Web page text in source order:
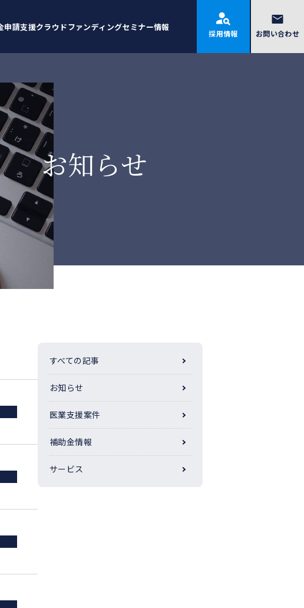
申請支援クラウドファンディングセミナー情報
採用情報 お問い合わせ
お知らせ
すべての記事
お知らせ
医業支援案件
補助金情報
サービス